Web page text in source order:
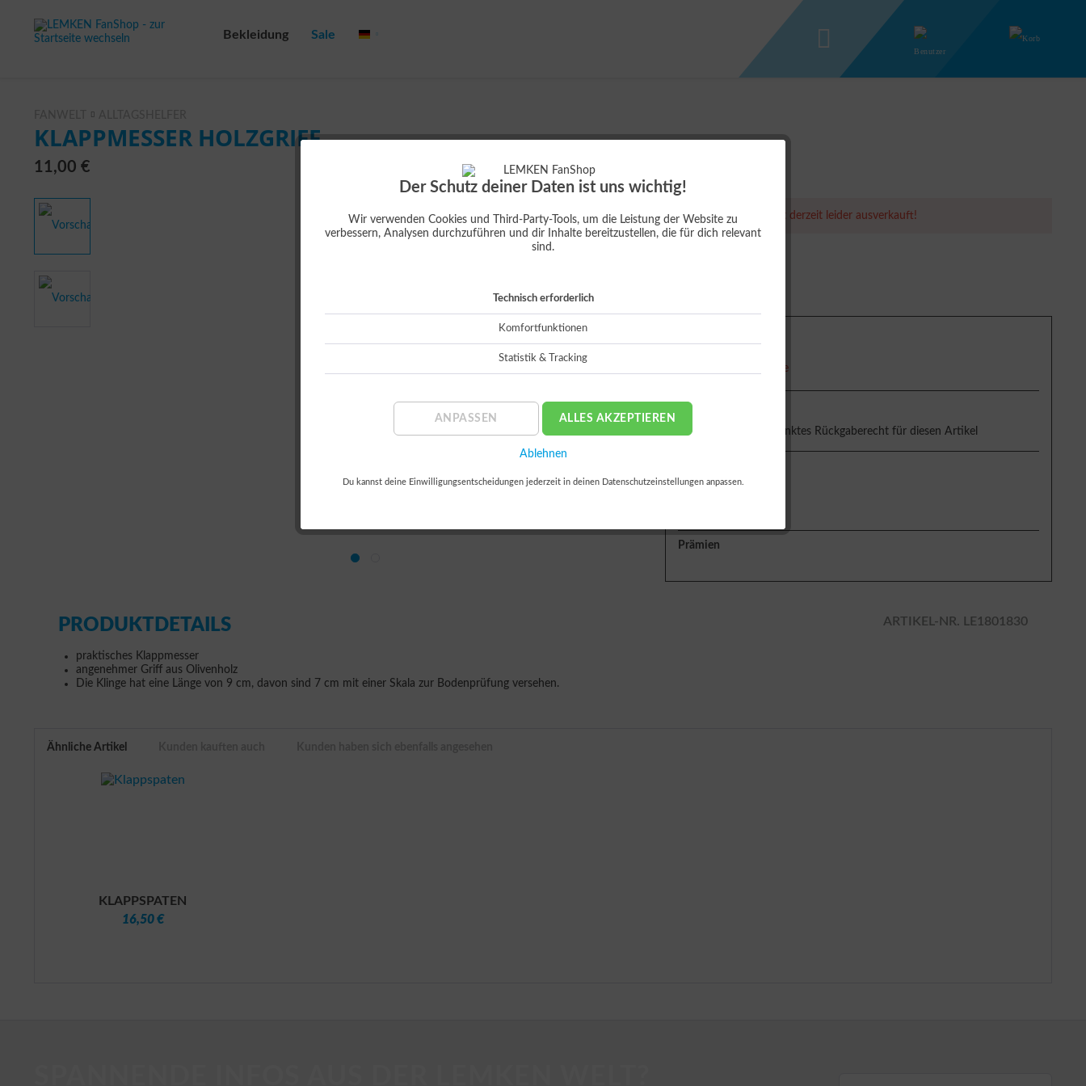
Bekleidung Sale
Der Schutz deiner Daten ist uns wichtig!
Wir verwenden Cookies und Third-Party-Tools, um die Leistung der Website zu
verbessern, Analysen durchzuführen und dir Inhalte bereitzustellen, die für dich relevant
sind.
Technisch erforderlich
Komfortfunktionen
Statistik & Tracking
ANPASSEN ALLES AKZEPTIEREN
Ablehnen
Du kannst deine Einwilligungsentscheidungen jederzeit in deinen Datenschutzeinstellungen anpassen.
KLAPPMESSER HOLZGRIFF
11,00 €
Dieser Artikel ist derzeit leider ausverkauft!
Lieferzeit ca. 5 Tage
Retoure
14 Tage uneingeschränktes Rückgaberecht für diesen Artikel
Prämien
PRODUKTDETAILS ARTIKEL-NR. LE1801830
praktisches Klappmesser
angenehmer Griff aus Olivenholz
Die Klinge hat eine Länge von 9 cm, davon sind 7 cm mit einer Skala zur Bodenprüfung versehen.
Ähnliche Artikel
KLAPPSPATEN
16,50 €